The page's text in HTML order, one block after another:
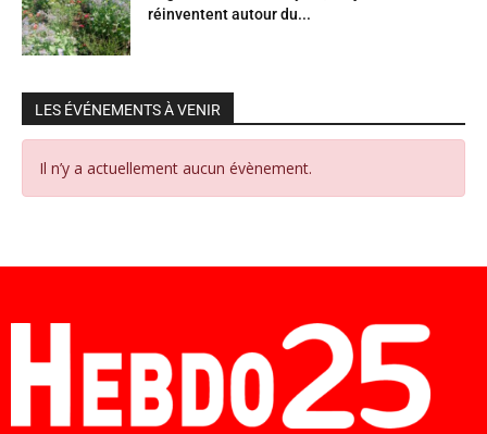
réinventent autour du...
LES ÉVÉNEMENTS À VENIR
Il n’y a actuellement aucun évènement.